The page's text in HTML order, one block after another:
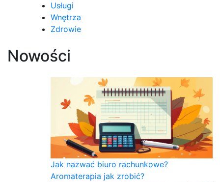
Usługi
Wnętrza
Zdrowie
Nowości
Jak nazwać biuro rachunkowe?
Aromaterapia jak zrobić?